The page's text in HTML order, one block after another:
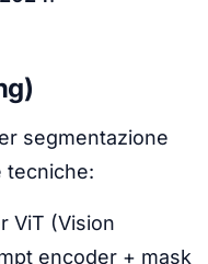
segmentazione
tecniche:
ViT (Vision
encoder + mask